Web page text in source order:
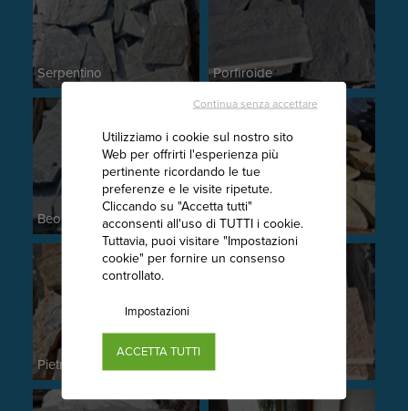
Serpentino Porfiroide
Beola verde Credaro
Pietra di Trani
Continua senza accettare
Utilizziamo i cookie sul nostro sito
Web per offrirti l'esperienza più
pertinente ricordando le tue
preferenze e le visite ripetute.
Cliccando su "Accetta tutti"
acconsenti all'uso di TUTTI i cookie.
Tuttavia, puoi visitare "Impostazioni
cookie" per fornire un consenso
controllato.
Impostazioni
ACCETTA TUTTI